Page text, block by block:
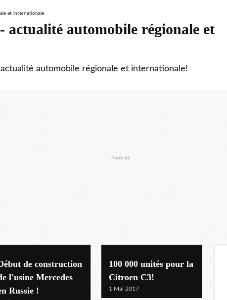
actualité automobile régionale et
automobile régionale et internationale!
Publicité
paris 2016
de construction
l'usine Mercedes
Russie !
100 000 unités pour la
Citroen C3!
1 Mai 2017